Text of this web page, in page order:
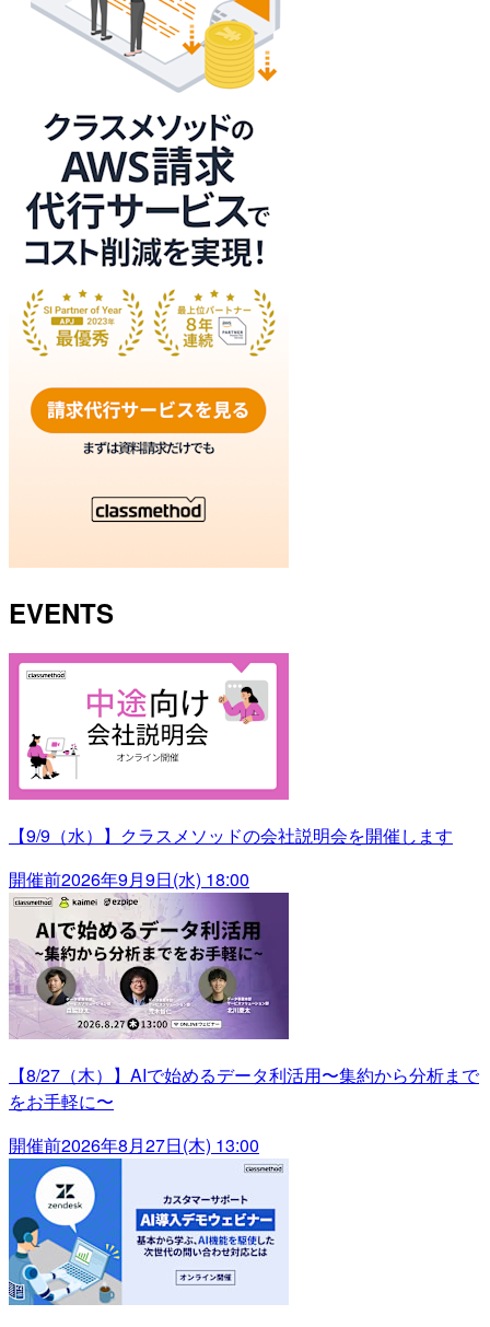
EVENTS
【9/9（水）】クラスメソッドの会社説明会を開催します
開催前2026年9月9日(水) 18:00
【8/27（木）】AIで始めるデータ利活用〜集約から分析まで
をお手軽に〜
開催前2026年8月27日(木) 13:00